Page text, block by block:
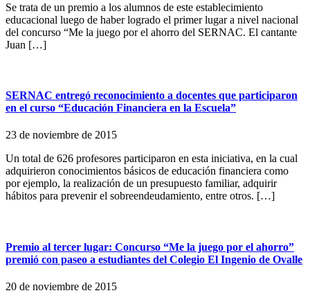
Se trata de un premio a los alumnos de este establecimiento
educacional luego de haber logrado el primer lugar a nivel nacional
del concurso “Me la juego por el ahorro del SERNAC. El cantante
Juan […]
SERNAC entregó reconocimiento a docentes que participaron
en el curso “Educación Financiera en la Escuela”
23 de noviembre de 2015
Un total de 626 profesores participaron en esta iniciativa, en la cual
adquirieron conocimientos básicos de educación financiera como
por ejemplo, la realización de un presupuesto familiar, adquirir
hábitos para prevenir el sobreendeudamiento, entre otros. […]
Premio al tercer lugar: Concurso “Me la juego por el ahorro”
premió con paseo a estudiantes del Colegio El Ingenio de Ovalle
20 de noviembre de 2015